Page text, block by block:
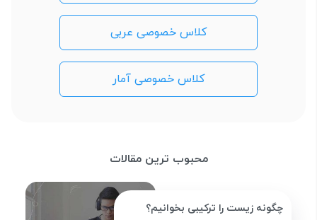
کلاس خصوصی عربی
کلاس خصوصی آمار
محبوب ترین مقالات
چگونه زیست را ترکیبی بخوانیم؟